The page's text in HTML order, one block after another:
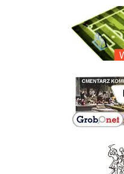
link do opisu
link do
link do strony -